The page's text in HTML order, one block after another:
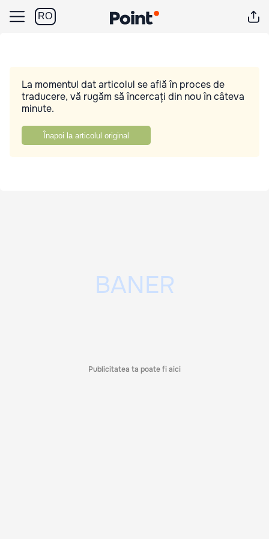
RO
La momentul dat articolul se află în proces de
traducere, vă rugăm să încercați din nou în câteva
minute.
Înapoi la articolul original
Publicitatea ta poate fi aici